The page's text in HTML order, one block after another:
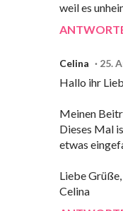
weil es
Celina 25.
Hallo ihr
Meinen
Dieses Mal
etwas
Liebe Grüße,
Celina